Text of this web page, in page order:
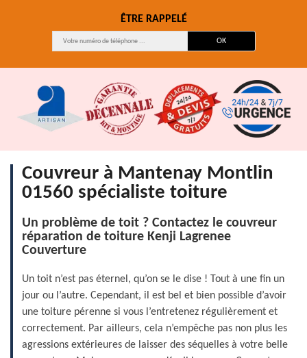
ÊTRE RAPPELÉ
Couvreur à Mantenay Montlin
01560 spécialiste toiture
Un problème de toit ? Contactez le couvreur
réparation de toiture Kenji Lagrenee
Couverture
Un toit n’est pas éternel, qu’on se le dise ! Tout à une fin un
jour ou l’autre. Cependant, il est bel et bien possible d’avoir
une toiture pérenne si vous l’entretenez régulièrement et
correctement. Par ailleurs, cela n’empêche pas non plus les
agressions extérieures de laisser des séquelles à votre belle